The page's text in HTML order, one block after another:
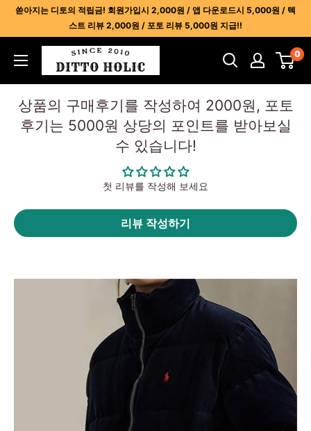
쏟아지는 디토의 적립금! 회원가입시 2,000원 / 앱 다운로드시 5,000원 / 텍
스트 리뷰 2,000원 / 포토 리뷰 5,000원 지급!!
릭
-
카
0
상품의 구매후기를 작성하여 2000원, 포토
후기는 5000원 상당의 포인트를 받아보실
수 있습니다!
첫 리뷰를 작성해 보세요
리뷰 작성하기